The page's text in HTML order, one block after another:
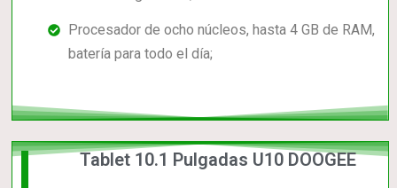
Procesador de ocho núcleos, hasta 4 GB de RAM,
batería para todo el día;
Tablet 10.1 Pulgadas U10 DOOGEE